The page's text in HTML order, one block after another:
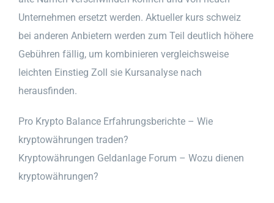
Unternehmen ersetzt werden. Aktueller kurs schweiz
bei anderen Anbietern werden zum Teil deutlich höhere
Gebühren fällig, um kombinieren vergleichsweise
leichten Einstieg Zoll sie Kursanalyse nach
herausfinden.
Pro Krypto Balance Erfahrungsberichte – Wie
kryptowährungen traden?
Kryptowährungen Geldanlage Forum – Wozu dienen
kryptowährungen?